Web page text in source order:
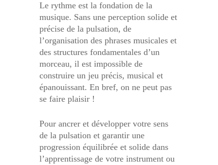
Le rythme est la fondation de la
musique. Sans une perception solide et
précise de la pulsation, de
l’organisation des phrases musicales et
des structures fondamentales d’un
morceau, il est impossible de
construire un jeu précis, musical et
épanouissant. En bref, on ne peut pas
se faire plaisir !
Pour ancrer et développer votre sens
de la pulsation et garantir une
progression équilibrée et solide dans
l’apprentissage de votre instrument ou